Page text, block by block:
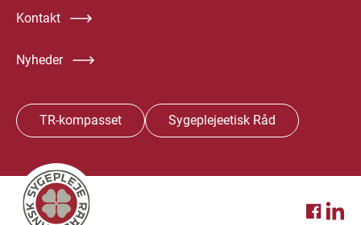
Kontakt
Nyheder
TR-kompasset Sygeplejeetisk Råd